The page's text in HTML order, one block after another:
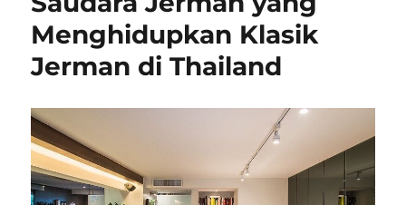
Menghidupkan Klasik
Jerman di Thailand